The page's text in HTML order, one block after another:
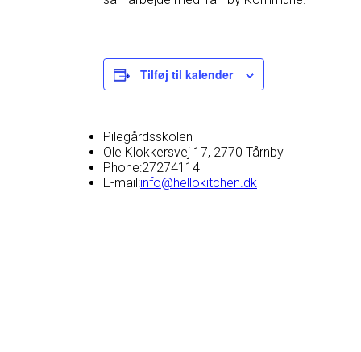
Tilføj til kalender
Pilegårdsskolen
Ole Klokkersvej 17, 2770 Tårnby
Phone:27274114
E-mail:info@hellokitchen.dk